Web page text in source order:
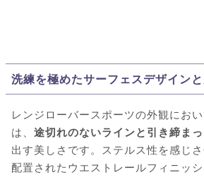
洗練を極めたサーフェスデザイン
レンジローバースポーツの外観にお
は、 途切れのないラインと引き締ま
出す美しさです。ステルス性を感じ
配置されたウエストレールフィニッ